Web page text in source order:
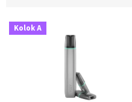
V
ý
Kolok A